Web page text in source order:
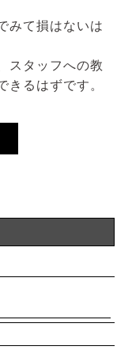
みて損はないは
スタッフへの教
きるはずです。